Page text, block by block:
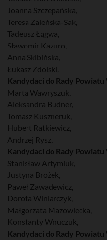
Joanna Szczepańska,
Teresa Zaleńska-Sak,
Tadeusz Łągwa,
Sławomir Kazuro,
Anna Skibińska,
Łukasz Zdolski,
Kandydaci do Rady
Marta Wawryszuk,
Aleksandra Budner,
Tomasz Kuszneruk,
Hubert Ratkiewicz,
Andrzej Rysz,
Kandydaci do Rady
Stanisław Artymiuk,
Justyna Brożek,
Paweł Zawadewicz,
Dorota Winiarczyk,
Małgorzata Mazowiecka,
Konstanty Wnuczuk,
Kandydaci do Rady